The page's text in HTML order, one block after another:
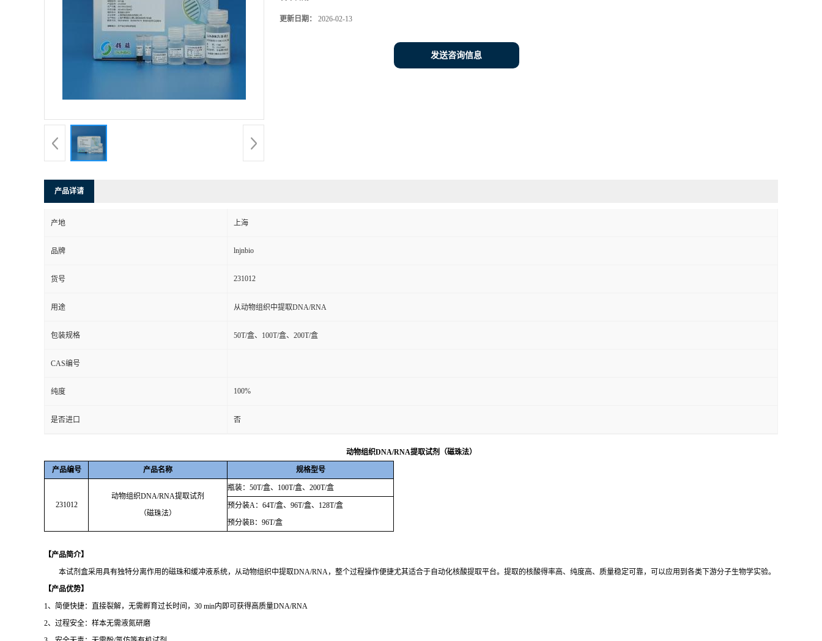
更新日期： 2026-02-13
发送咨询信息
产品详请
产地 上海
品牌 lnjnbio
货号 231012
用途 从动物组织中提取DNA/RNA
包装规格 50T/盒、100T/盒、200T/盒
CAS编号
纯度 100%
是否进口 否
动物组织DNA/RNA提取试剂（磁珠法）
产品编号 产品名称 规格型号
231012
动物组织DNA/RNA提取试剂
（磁珠法）
瓶装： 50T/盒、 100T/盒、 200T/盒
预分装A： 64T/盒、 96T/盒、 128T/盒
预分装B： 96T/盒
【产品简介】
本试剂盒采用具有独特分离作用的磁珠和缓冲液系统，从动物组织中提取DNA/RNA，整个过程操作便捷尤其适合于自动化核酸提取平台。提取的核酸得率高、纯度高、质量稳定可靠，可以应用到各类下游分子生物学实验。
【产品优势】
1、简便快捷：直接裂解，无需孵育过长时间，30 min内即可获得高质量DNA/RNA
2、过程安全：样本无需液氮研磨